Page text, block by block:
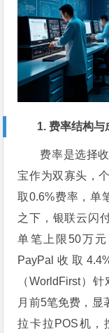
1. 费率结构与
费率是选择
宝作为双寡头，
取0.6%费率，单
之下，银联云闪
单笔上限50万
PayPal收取
（WorldFirst）
月前5笔免费，显
拉卡拉POS机，